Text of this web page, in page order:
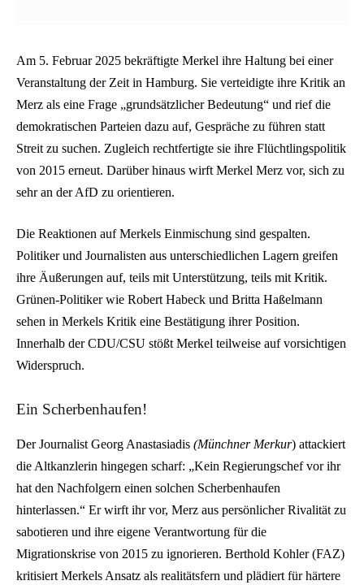
Am 5. Februar 2025 bekräftigte Merkel ihre Haltung bei einer
Veranstaltung der Zeit in Hamburg. Sie verteidigte ihre Kritik an
Merz als eine Frage „grundsätzlicher Bedeutung“ und rief die
demokratischen Parteien dazu auf, Gespräche zu führen statt
Streit zu suchen. Zugleich rechtfertigte sie ihre Flüchtlingspolitik
von 2015 erneut. Darüber hinaus wirft Merkel Merz vor, sich zu
sehr an der AfD zu orientieren.
Die Reaktionen auf Merkels Einmischung sind gespalten.
Politiker und Journalisten aus unterschiedlichen Lagern greifen
ihre Äußerungen auf, teils mit Unterstützung, teils mit Kritik.
Grünen-Politiker wie Robert Habeck und Britta Haßelmann
sehen in Merkels Kritik eine Bestätigung ihrer Position.
Innerhalb der CDU/CSU stößt Merkel teilweise auf vorsichtigen
Widerspruch.
Ein Scherbenhaufen!
Der Journalist Georg Anastasiadis (Münchner Merkur) attackiert
die Altkanzlerin hingegen scharf: „Kein Regierungschef vor ihr
hat den Nachfolgern einen solchen Scherbenhaufen
hinterlassen.“ Er wirft ihr vor, Merz aus persönlicher Rivalität zu
sabotieren und ihre eigene Verantwortung für die
Migrationskrise von 2015 zu ignorieren. Berthold Kohler (FAZ)
kritisiert Merkels Ansatz als realitätsfern und plädiert für härtere